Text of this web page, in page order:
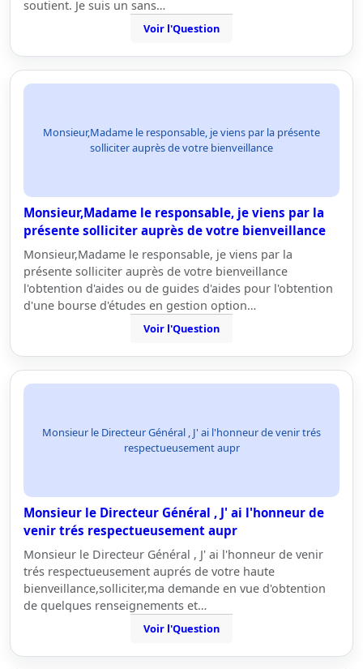
soutient. Je suis un sans…
Voir l'Question
Monsieur,Madame le responsable, je viens par la présente
solliciter auprès de votre bienveillance
Monsieur,Madame le responsable, je viens par la
présente solliciter auprès de votre bienveillance
Monsieur,Madame le responsable, je viens par la
présente solliciter auprès de votre bienveillance
l'obtention d'aides ou de guides d'aides pour l'obtention
d'une bourse d'études en gestion option…
Voir l'Question
Monsieur le Directeur Général , J' ai l'honneur de venir trés
respectueusement aupr
Monsieur le Directeur Général , J' ai l'honneur de
venir trés respectueusement aupr
Monsieur le Directeur Général , J' ai l'honneur de venir
trés respectueusement auprés de votre haute
bienveillance,solliciter,ma demande en vue d'obtention
de quelques renseignements et…
Voir l'Question